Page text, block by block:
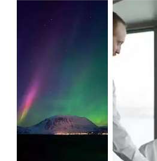
protagonismo a los productos locales y
fuerte dimensión sostenible y menús
El servicio es discreto y fluido, con
ostentación, perfectamente alineada
Noruega de otra manera, en un
profundamente conectado con la
Encuentre aquí todos los consejos más